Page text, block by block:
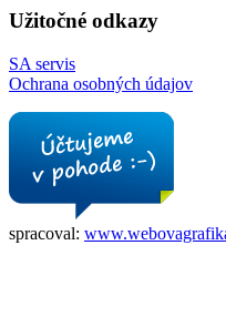
Užitočné odkazy
SA servis
Ochrana osobných údajov
spracoval: